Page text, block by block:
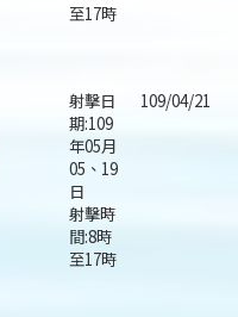
至17時
射擊日
期:109
年05月
05、19
日
射擊時
間:8時
至17時
109/04/21